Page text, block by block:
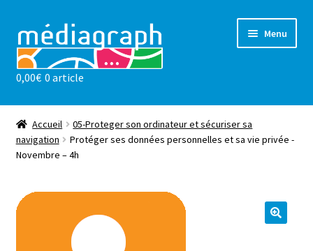
à
la
navigation
au
contenu
Menu
Les ateliers
sensibilisations
Notre valeur ajoutée
l’association
0,00€ 0 article
Accueil
05-Proteger son ordinateur et sécuriser sa
navigation
Protéger ses données personnelles et sa vie privée -
Novembre – 4h